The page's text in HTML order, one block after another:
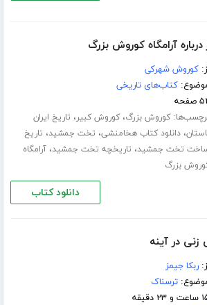
آرامگاه کوروش بزرگ
کوروش شهرکی
کتاب‌های تاریخی
کوروش بزرگ،کوروش کبیر، تاریخ ایران
،دانلود کتاب هخامنشی، تخت جمشید، تاریخ
تخت جمشید، تاریخچه تخت جمشید،آرامگاه
بزرگ
دانلود کتاب
در آینه
ربکا جیمز
ترسناک
دقیقه